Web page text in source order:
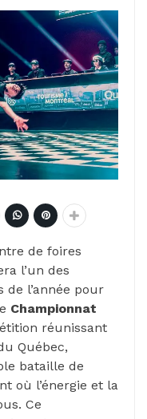
de foires
l’un des
l’année pour
Championnat
réunissant
Québec,
bataille de
où l’énergie et la
Ce